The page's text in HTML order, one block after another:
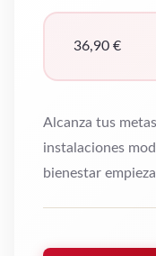
36,90 €
Alcanza tus
instalaciones
bienestar
Membresía